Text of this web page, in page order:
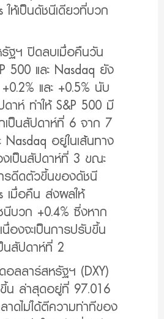
ให้เป็นดัชนีเดียวที่บวก
ฐฯ ปิดลบเมื่อคืนวัน
500 และ Nasdaq ยัง
และ +0.5% นับ
าห์ ทำให้ S&P 500 มี
เป็นสัปดาห์ที่ 6 จาก 7
Nasdaq อยู่ในเส้นทาง
เป็นสัปดาห์ที่ 3 ขณะ
รดีดตัวขึ้นของดัชนี
เมื่อคืน ส่งผลให้
บวก +0.4% ซึ่งหาก
องจะเป็นการปรับขึ้น
สัปดาห์ที่ 2
อลลาร์สหรัฐฯ (DXY)
น ล่าสุดอยู่ที่ 97.016
าดไม่ได้ตีความท่าทีของ